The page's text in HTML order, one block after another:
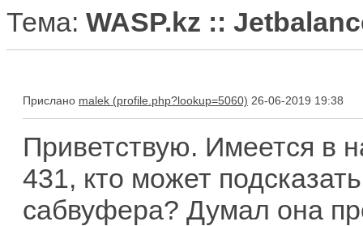
Тема: WASP.kz ::
Прислано malek 26-06-2019 19:38
Приветствую. Имеется в
431, кто может
сабвуфера? Думал она